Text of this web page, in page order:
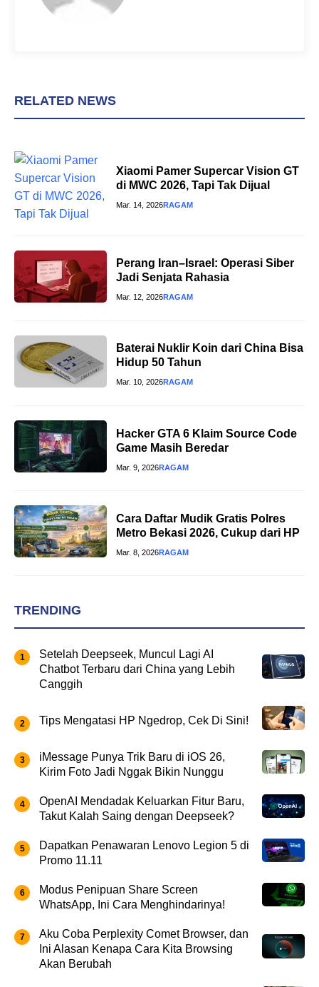
RELATED NEWS
Xiaomi Pamer Supercar Vision GT
di MWC 2026, Tapi Tak Dijual
Mar. 14, 2026RAGAM
Perang Iran–Israel: Operasi Siber
Jadi Senjata Rahasia
Mar. 12, 2026RAGAM
Baterai Nuklir Koin dari China Bisa
Hidup 50 Tahun
Mar. 10, 2026RAGAM
Hacker GTA 6 Klaim Source Code
Game Masih Beredar
Mar. 9, 2026RAGAM
Cara Daftar Mudik Gratis Polres
Metro Bekasi 2026, Cukup dari HP
Mar. 8, 2026RAGAM
TRENDING
Setelah Deepseek, Muncul Lagi AI
Chatbot Terbaru dari China yang Lebih
Canggih
Tips Mengatasi HP Ngedrop, Cek Di Sini!
iMessage Punya Trik Baru di iOS 26,
Kirim Foto Jadi Nggak Bikin Nunggu
OpenAI Mendadak Keluarkan Fitur Baru,
Takut Kalah Saing dengan Deepseek?
Dapatkan Penawaran Lenovo Legion 5 di
Promo 11.11
Modus Penipuan Share Screen
WhatsApp, Ini Cara Menghindarinya!
Aku Coba Perplexity Comet Browser, dan
Ini Alasan Kenapa Cara Kita Browsing
Akan Berubah